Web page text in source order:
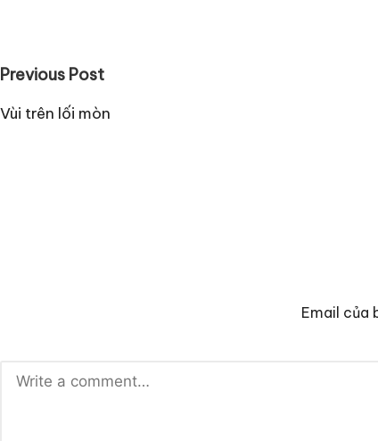
Post
navigation
Previous Post
Vùi trên lối mòn
Email của